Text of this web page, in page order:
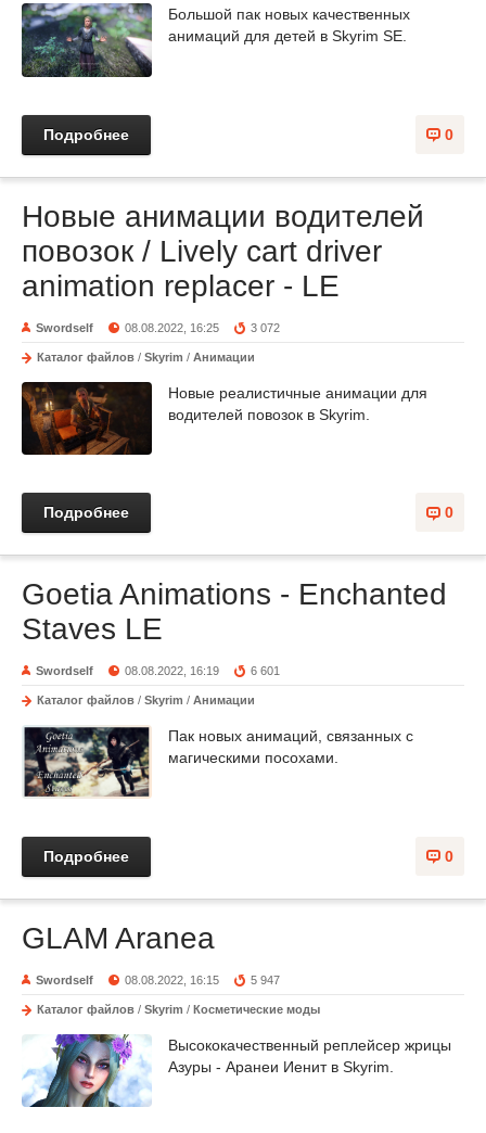
Большой пак новых качественных
анимаций для детей в Skyrim SE.
0
Подробнее
Новые анимации водителей
повозок / Lively cart driver
animation replacer - LE
Swordself 08.08.2022, 16:25 3 072
Каталог файлов / Skyrim / Анимации
Новые реалистичные анимации для
водителей повозок в Skyrim.
0
Подробнее
Goetia Animations - Enchanted
Staves LE
Swordself 08.08.2022, 16:19 6 601
Каталог файлов / Skyrim / Анимации
Пак новых анимаций, связанных с
магическими посохами.
0
Подробнее
GLAM Aranea
Swordself 08.08.2022, 16:15 5 947
Каталог файлов / Skyrim / Косметические моды
Высококачественный реплейсер жрицы
Азуры - Аранеи Иенит в Skyrim.